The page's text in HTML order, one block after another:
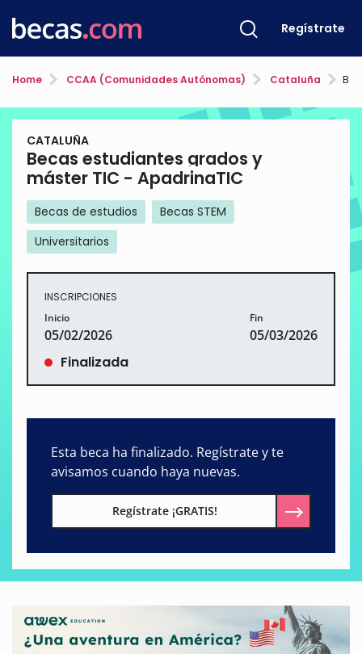
Regístrate
Home CCAA (Comunidades Autónomas) Cataluña
CATALUÑA
Becas estudiantes grados y
máster TIC - ApadrinaTIC
Becas de estudios
Becas STEM
Universitarios
INSCRIPCIONES
Inicio
05/02/2026
Fin
05/03/2026
Finalizada
Esta beca ha finalizado. Regístrate y te
avisamos cuando haya nuevas.
Regístrate ¡GRATIS!